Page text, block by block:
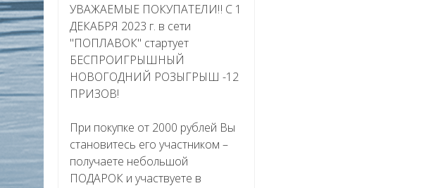
УВАЖАЕМЫЕ ПОКУПАТЕЛИ‼ С 1
ДЕКАБРЯ 2023 г. в сети
"ПОПЛАВОК" стартует
БЕСПРОИГРЫШНЫЙ
НОВОГОДНИЙ РОЗЫГРЫШ -12
ПРИЗОВ!
При покупке от 2000 рублей Вы
становитесь его участником –
получаете небольшой
ПОДАРОК и участвуете в